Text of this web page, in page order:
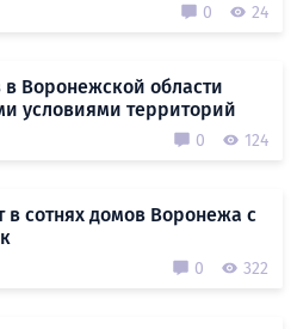
0 24
в Воронежской области
условиями территорий
0 124
в сотнях домов Воронежа с
0 322